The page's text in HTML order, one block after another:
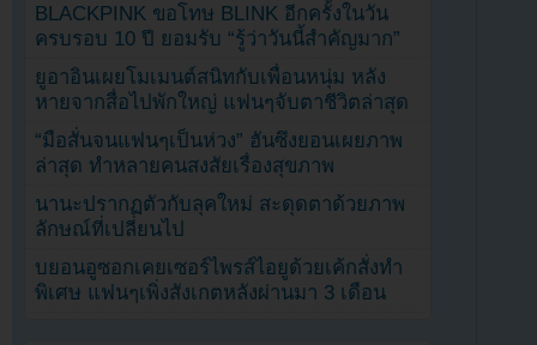
BLACKPINK ขอโทษ BLINK อีกครั้งในวัน
ครบรอบ 10 ปี ยอมรับ “รู้ว่าวันนี้สำคัญมาก”
ยูอาอินเผยโมเมนต์สนิทกับเพื่อนหนุ่ม หลัง
หายจากสื่อไปพักใหญ่ แฟนๆจับตาชีวิตล่าสุด
“มือสั่นจนแฟนๆเป็นห่วง” ฮันซึงยอนเผยภาพ
ล่าสุด ทำหลายคนสงสัยเรื่องสุขภาพ
นานะปรากฏตัวกับลุคใหม่ สะดุดตาด้วยภาพ
ลักษณ์ที่เปลี่ยนไป
บยอนอูซอกเคยเซอร์ไพรส์ไอยูด้วยเค้กสั่งทำ
พิเศษ แฟนๆเพิ่งสังเกตหลังผ่านมา 3 เดือน